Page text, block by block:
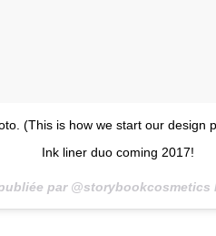
(This is how we start our design
Ink liner duo coming 2017!
par @storybookcosmetics